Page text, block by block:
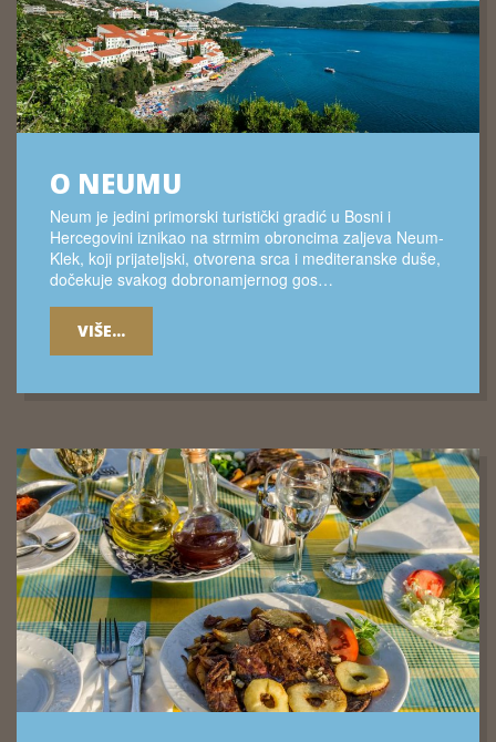
O NEUMU
Neum je jedini primorski turistički gradić u Bosni i
Hercegovini iznikao na strmim obroncima zaljeva Neum-
Klek, koji prijateljski, otvorena srca i mediteranske duše,
dočekuje svakog dobronamjernog gos…
VIŠE...